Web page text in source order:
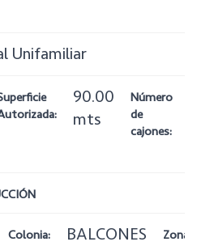
Unifamiliar
90.00
mts
Número
de
cajones:
Colonia:
BALCONES
Zona: